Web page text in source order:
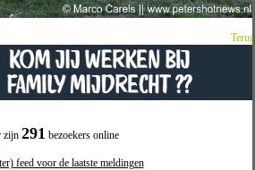
zijn 291 bezoekers online
feed voor de laatste meldingen
Terug